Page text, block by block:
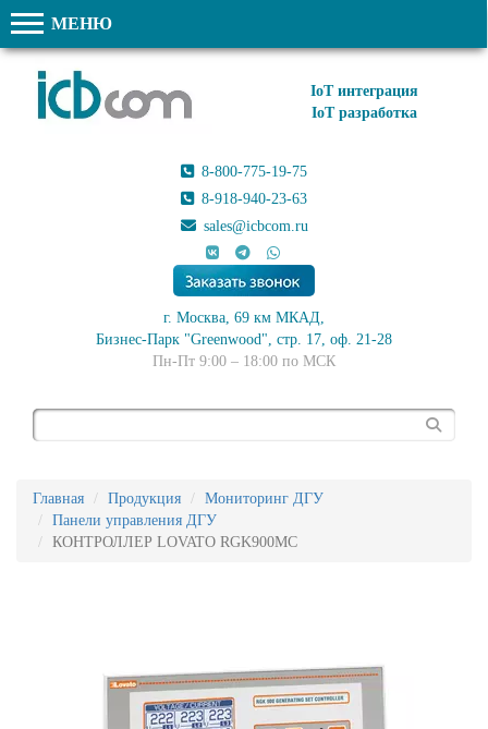
МЕНЮ
IoT интеграция
IoT разработка
8-800-775-19-75
8-918-940-23-63
sales@icbcom.ru
г. Москва, 69 км МКАД,
Бизнес-Парк "Greenwood", стр. 17, оф. 21-28
Пн-Пт 9:00 – 18:00 по МСК
Главная Продукция
Мониторинг ДГУ
Панели управления ДГУ
КОНТРОЛЛЕР LOVATO RGK900MC